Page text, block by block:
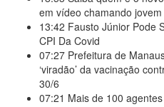
em vídeo chamando jovem
13:42 Fausto Júnior Pode
CPI Da Covid
07:27 Prefeitura de
‘viradão’ da vacinação
30/6
07:21 Mais de 100